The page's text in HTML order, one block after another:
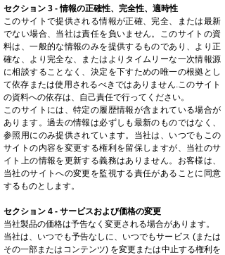
セクション 3 - 情報の正確性、完全性、適時性
このサイトで提供される情報が正確、完全、または最新
でない場合、当社は責任を負いません。このサイトの資
料は、一般的な情報のみを提供するものであり、より正
確な、より完全な、またはよりタイムリーな一次情報源
に相談することなく、決定を下すための唯一の根拠とし
て依存または使用されるべきではありません.このサイト
の資料への依存は、自己責任で行ってください。
このサイトには、特定の履歴情報が含まれている場合が
あります。過去の情報は必ずしも最新のものではなく、
参照用にのみ提供されています。当社は、いつでもこの
サイトの内容を変更する権利を留保しますが、当社のサ
イト上の情報を更新する義務はありません。お客様は、
当社のサイトへの変更を監視する責任があることに同意
するものとします。
セクション 4 - サービスおよび価格の変更
当社製品の価格は予告なく変更される場合があります。
当社は、いつでも予告なしに、いつでもサービス (または
その一部またはコンテンツ) を変更または中止する権利を